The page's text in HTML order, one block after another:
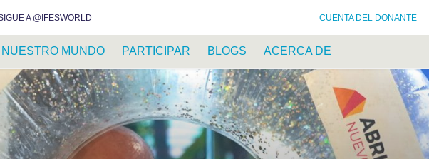
A @IFESWORLD CUENTA DEL DONANTE
NUESTRO MUNDO PARTICIPAR BLOGS ACERCA DE